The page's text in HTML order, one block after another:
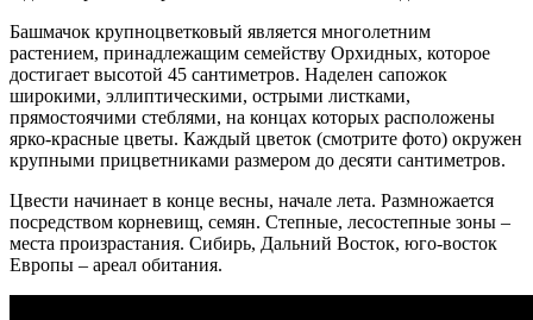
Башмачок крупноцветковый является многолетним
растением, принадлежащим семейству Орхидных, которое
достигает высотой 45 сантиметров. Наделен сапожок
широкими, эллиптическими, острыми листками,
прямостоячими стеблями, на концах которых расположены
ярко-красные цветы. Каждый цветок (смотрите фото) окружен
крупными прицветниками размером до десяти сантиметров.
Цвести начинает в конце весны, начале лета. Размножается
посредством корневищ, семян. Степные, лесостепные зоны –
места произрастания. Сибирь, Дальний Восток, юго-восток
Европы – ареал обитания.